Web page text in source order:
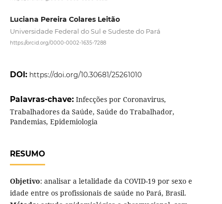
Luciana Pereira Colares Leitão
Universidade Federal do Sul e Sudeste do Pará
https://orcid.org/0000-0002-1635-7288
DOI: https://doi.org/10.30681/25261010
Palavras-chave: Infecções por Coronavirus,
Trabalhadores da Saúde, Saúde do Trabalhador,
Pandemias, Epidemiologia
RESUMO
Objetivo: analisar a letalidade da COVID-19 por sexo e
idade entre os profissionais de saúde no Pará, Brasil.